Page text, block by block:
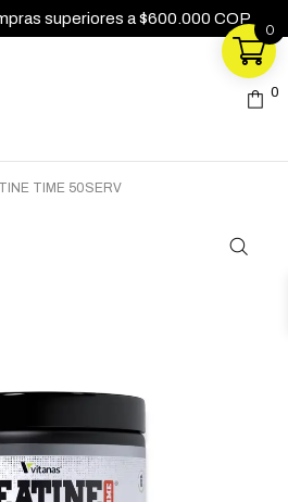
0
superiores a $600.000 COP
0
TIME 50SERV
0